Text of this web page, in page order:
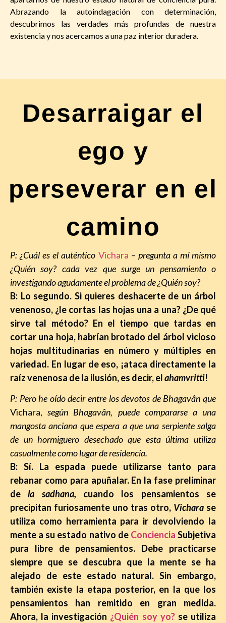
Abrazando la autoindagación con determinación,
descubrimos las verdades más profundas de nuestra
existencia y nos acercamos a una paz interior duradera.
Desarraigar el
ego y
perseverar en el
camino
P: ¿Cuál es el auténtico Vichara – pregunta a mí mismo
¿Quién soy? cada vez que surge un pensamiento o
investigando agudamente el problema de ¿Quién soy?
B: Lo segundo. Si quieres deshacerte de un árbol
venenoso, ¿le cortas las hojas una a una? ¿De qué
sirve tal método? En el tiempo que tardas en
cortar una hoja, habrían brotado del árbol vicioso
hojas multitudinarias en número y múltiples en
variedad. En lugar de eso, ¡ataca directamente la
raíz venenosa de la ilusión, es decir, elahamvritti!
P: Pero he oído decir entre los devotos de Bhagavânque
Vichara, según Bhagavân, puede compararse a una
mangosta anciana que espera a que una serpiente salga
de un hormiguero desechado que esta última utiliza
casualmente como lugar de residencia.
B: Sí. La espada puede utilizarse tanto para
rebanar como para apuñalar. En la fase preliminar
dela sadhana, cuando los pensamientos se
precipitan furiosamente uno tras otro, Vichara se
utiliza como herramienta para ir devolviendo la
mente a su estado nativo de Conciencia Subjetiva
pura libre de pensamientos. Debe practicarse
siempre que se descubra que la mente se ha
alejado de este estado natural.Sin embargo,
también existe la etapa posterior, en la que los
pensamientos han remitido en gran medida.
Ahora, la investigación ¿Quién soy yo?se utiliza